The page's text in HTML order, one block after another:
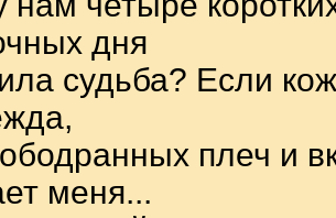
дня
судьба? Если
плеч и
меня...